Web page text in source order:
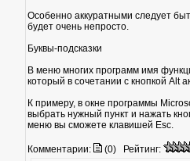
Особенно аккуратными следует
будет очень непросто.
Буквы-подсказки
В меню многих программ имя
который в сочетании с кнопкой Alt
К примеру, в окне программы
выбрать нужный пункт и нажать
меню вы сможете клавишей Esc.
Комментарии: (0)Рейтинг: